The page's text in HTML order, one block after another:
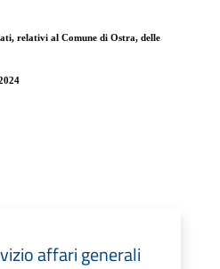
relativi al Comune di Ostra, delle
affari generali